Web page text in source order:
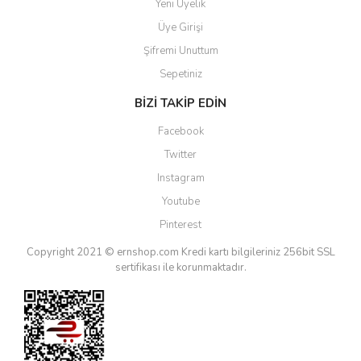
Yeni Üyelik
Üye Girişi
Şifremi Unuttum
Sepetiniz
BİZİ TAKİP EDİN
Facebook
Twitter
Instagram
Youtube
Pinterest
Copyright 2021 © ernshop.com Kredi kartı bilgileriniz 256bit SSL
sertifikası ile korunmaktadır.